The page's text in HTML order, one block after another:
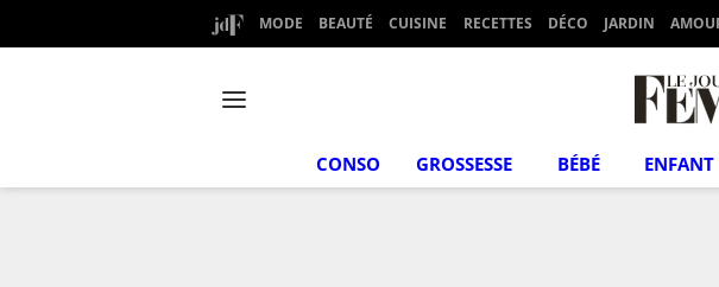
MODE BEAUTÉ CUISINE RECETTES DÉCO JARDIN
CONSO GROSSESSE BÉBÉ ENFANT